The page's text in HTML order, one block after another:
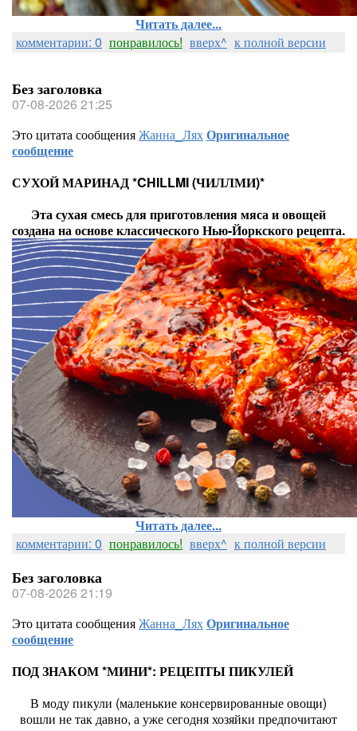
Читать далее...
комментарии: 0 понравилось! вверх^ к полной версии
Без заголовка
07-08-2026 21:25
Это цитата сообщенияЖанна_ЛяхОригинальное
сообщение
СУХОЙ МАРИНАД *CHILLMI (ЧИЛЛМИ)*
Эта сухая смесь для приготовления мяса и овощей
создана на основе классического Нью-Йоркского рецепта.
Читать далее...
комментарии: 0 понравилось! вверх^ к полной версии
Без заголовка
07-08-2026 21:19
Это цитата сообщенияЖанна_ЛяхОригинальное
сообщение
ПОД ЗНАКОМ *МИНИ*: РЕЦЕПТЫ ПИКУЛЕЙ
В моду пикули (маленькие консервированные овощи)
вошли не так давно, а уже сегодня хозяйки предпочитают